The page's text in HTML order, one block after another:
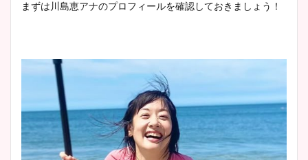
まとめた！
大家彩香アナのかわいいカッ
プ画像まとめ！同期や実家に
wikiプロフも！
まずは川島恵アナのプロフィールを確認しておきましょう！